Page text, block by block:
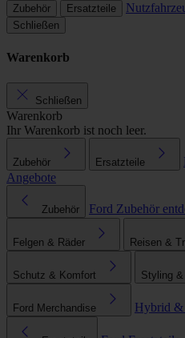
Zubehör
Ersatzteile
Schließen
Warenkorb
Schließen
Warenkorb
Ihr Warenkorb ist noch leer.
Zubehör Ersatzteile
Angebote
Zubehör Ford Zubehör
Felgen & Räder Reisen &
Schutz & Komfort Styling
Ford Merchandise Hybrid &